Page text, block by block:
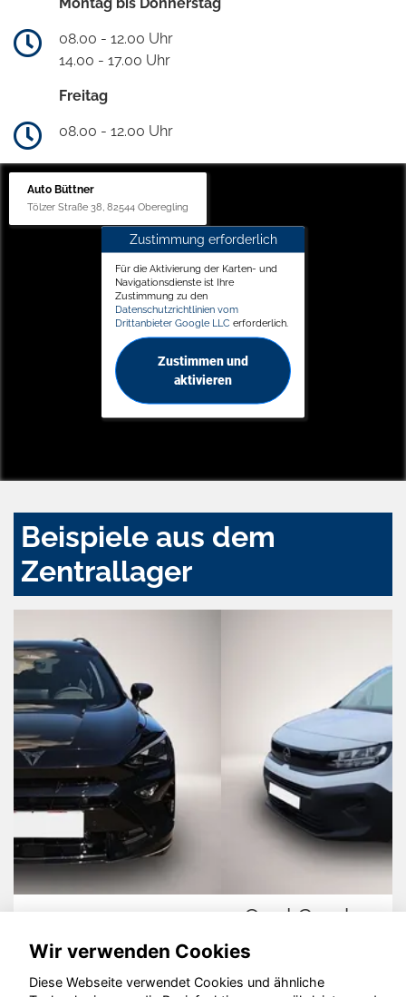
08.00 - 12.00 Uhr
14.00 - 17.00 Uhr
Freitag
08.00 - 12.00 Uhr
Auto Büttner
Tölzer Straße 38, 82544 Oberegling
Zustimmung erforderlich
Für die Aktivierung der Karten- und
Navigationsdienste ist Ihre
Zustimmung zu den
Datenschutzrichtlinien vom
Drittanbieter Google LLC erforderlich.
Zustimmen und
aktivieren
Beispiele aus dem
Zentrallager
Wir verwenden Cookies
Diese Webseite verwendet Cookies und ähnliche